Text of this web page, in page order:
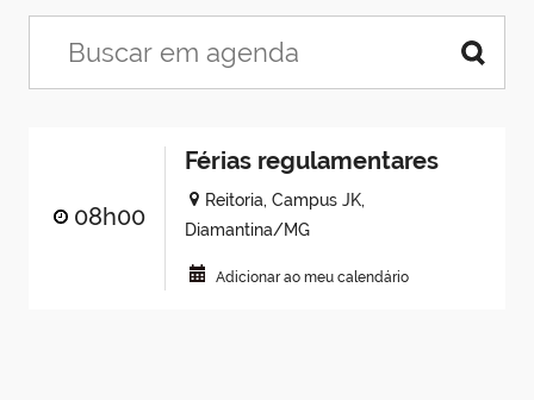
08h00
Férias regulamentares
Reitoria, Campus JK,
Diamantina/MG
Adicionar ao meu calendário